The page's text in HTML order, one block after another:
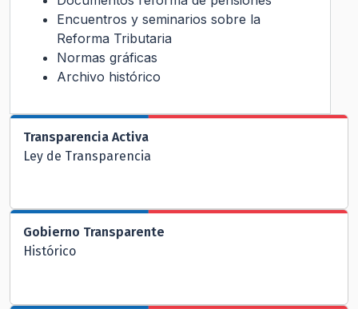
Encuentros y seminarios sobre la
Reforma Tributaria
Normas gráficas
Archivo histórico
Transparencia Activa
Ley de Transparencia
Gobierno Transparente
Histórico